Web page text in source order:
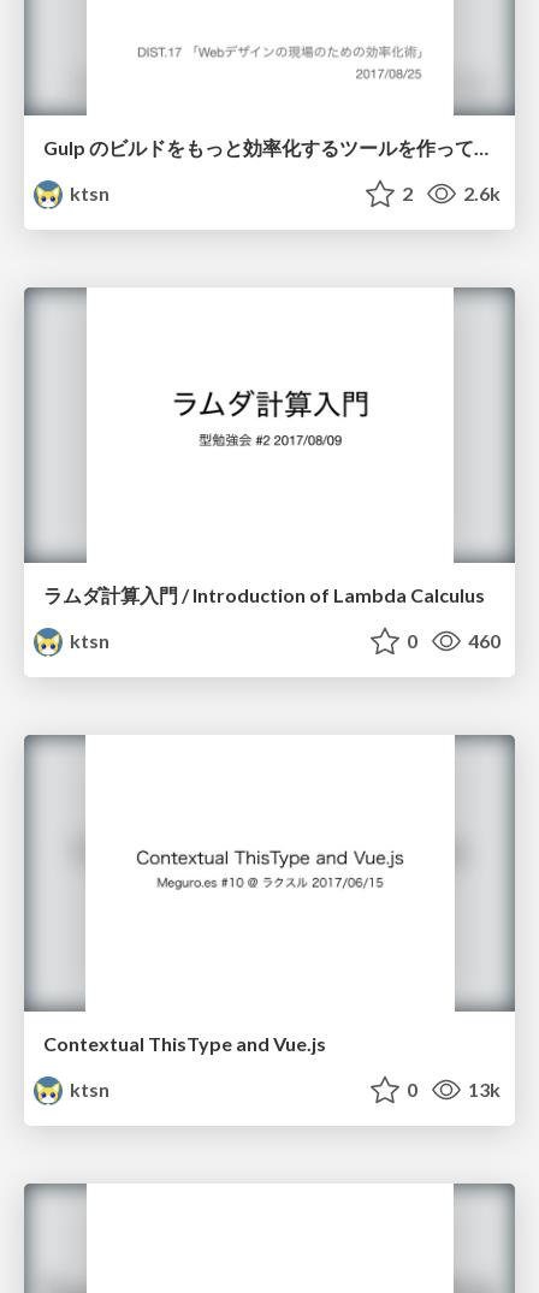
Gulp のビルドをもっと効率化するツールを作ってみた / Making a Tool for Optimizing a Build Process of Gulp
ktsn
2 2.6k
ラムダ計算入門 / Introduction of Lambda Calculus
ktsn
0 460
Contextual ThisType and Vue.js
ktsn
0 13k